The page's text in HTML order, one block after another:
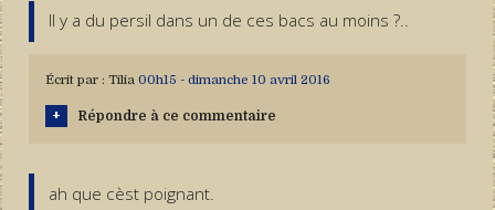
Il y a du persil dans un de ces bacs au moins ?..
Écrit par : Tilia 00h15 - dimanche 10 avril 2016
Répondre à ce commentaire
ah que cèst poignant.